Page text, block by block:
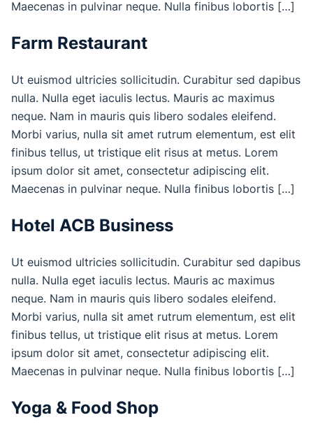
Maecenas in pulvinar neque. Nulla finibus lobortis […]
Farm Restaurant
Ut euismod ultricies sollicitudin. Curabitur sed dapibus
nulla. Nulla eget iaculis lectus. Mauris ac maximus
neque. Nam in mauris quis libero sodales eleifend.
Morbi varius, nulla sit amet rutrum elementum, est elit
finibus tellus, ut tristique elit risus at metus. Lorem
ipsum dolor sit amet, consectetur adipiscing elit.
Maecenas in pulvinar neque. Nulla finibus lobortis […]
Hotel ACB Business
Ut euismod ultricies sollicitudin. Curabitur sed dapibus
nulla. Nulla eget iaculis lectus. Mauris ac maximus
neque. Nam in mauris quis libero sodales eleifend.
Morbi varius, nulla sit amet rutrum elementum, est elit
finibus tellus, ut tristique elit risus at metus. Lorem
ipsum dolor sit amet, consectetur adipiscing elit.
Maecenas in pulvinar neque. Nulla finibus lobortis […]
Yoga & Food Shop